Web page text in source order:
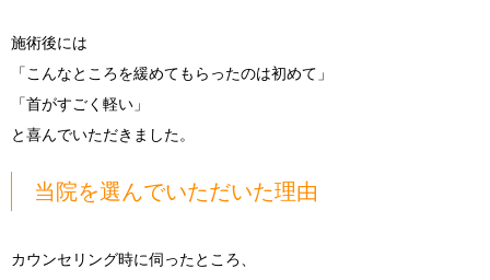
施術後には
「こんなところを緩めてもらったのは初めて」
「首がすごく軽い」
と喜んでいただきました。
当院を選んでいただいた理由
カウンセリング時に伺ったところ、